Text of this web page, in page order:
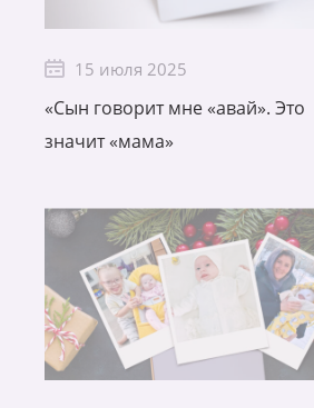
15 июля 2025
«Сын говорит мне «авай». Это
значит «мама»